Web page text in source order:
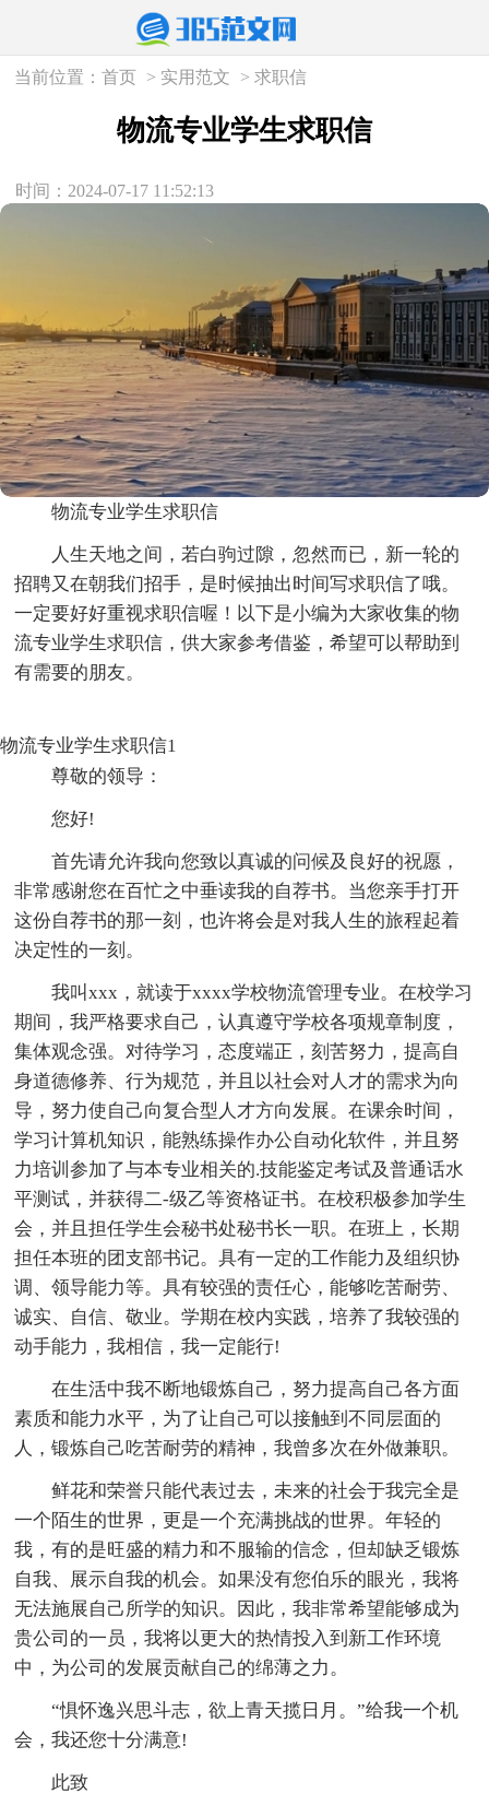
当前位置：首页 > 实用范文 >求职信
物流专业学生求职信
时间：2024-07-17 11:52:13
物流专业学生求职信
人生天地之间，若白驹过隙，忽然而已，新一轮的
招聘又在朝我们招手，是时候抽出时间写求职信了哦。
一定要好好重视求职信喔！以下是小编为大家收集的物
流专业学生求职信，供大家参考借鉴，希望可以帮助到
有需要的朋友。
物流专业学生求职信1
尊敬的领导：
您好!
首先请允许我向您致以真诚的问候及良好的祝愿，
非常感谢您在百忙之中垂读我的自荐书。当您亲手打开
这份自荐书的那一刻，也许将会是对我人生的旅程起着
决定性的一刻。
我叫xxx，就读于xxxx学校物流管理专业。在校学习
期间，我严格要求自己，认真遵守学校各项规章制度，
集体观念强。对待学习，态度端正，刻苦努力，提高自
身道德修养、行为规范，并且以社会对人才的需求为向
导，努力使自己向复合型人才方向发展。在课余时间，
学习计算机知识，能熟练操作办公自动化软件，并且努
力培训参加了与本专业相关的.技能鉴定考试及普通话水
平测试，并获得二-级乙等资格证书。在校积极参加学生
会，并且担任学生会秘书处秘书长一职。在班上，长期
担任本班的团支部书记。具有一定的工作能力及组织协
调、领导能力等。具有较强的责任心，能够吃苦耐劳、
诚实、自信、敬业。学期在校内实践，培养了我较强的
动手能力，我相信，我一定能行!
在生活中我不断地锻炼自己，努力提高自己各方面
素质和能力水平，为了让自己可以接触到不同层面的
人，锻炼自己吃苦耐劳的精神，我曾多次在外做兼职。
鲜花和荣誉只能代表过去，未来的社会于我完全是
一个陌生的世界，更是一个充满挑战的世界。年轻的
我，有的是旺盛的精力和不服输的信念，但却缺乏锻炼
自我、展示自我的机会。如果没有您伯乐的眼光，我将
无法施展自己所学的知识。因此，我非常希望能够成为
贵公司的一员，我将以更大的热情投入到新工作环境
中，为公司的发展贡献自己的绵薄之力。
“惧怀逸兴思斗志，欲上青天揽日月。”给我一个机
会，我还您十分满意!
此致